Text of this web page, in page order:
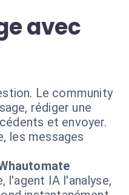
avec
Le community
rédiger une
et envoyer.
les messages
l'agent IA l'analyse,